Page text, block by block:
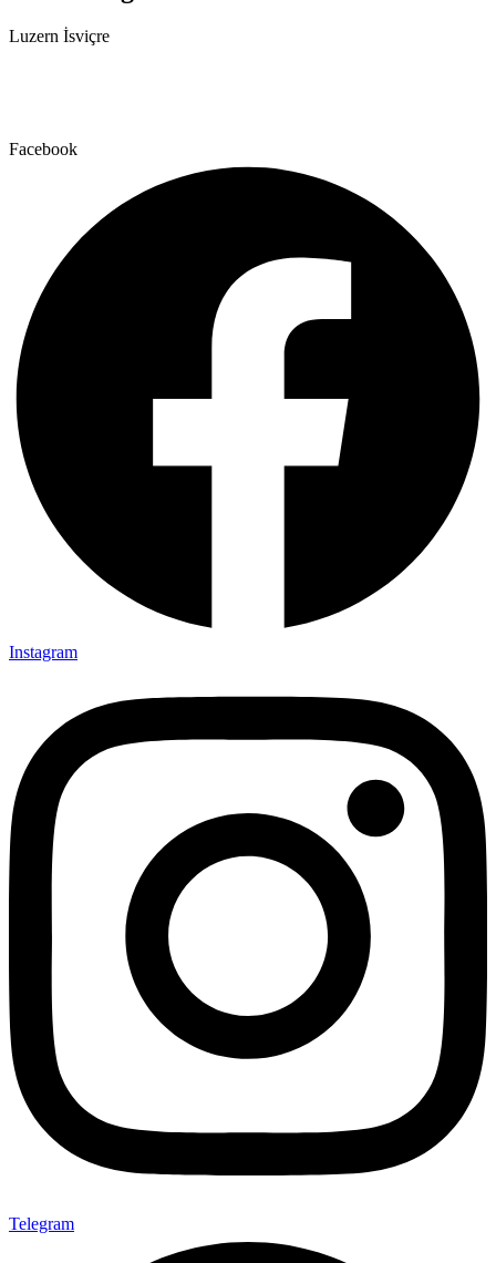
Luzern İsviçre
Facebook
Instagram
Telegram